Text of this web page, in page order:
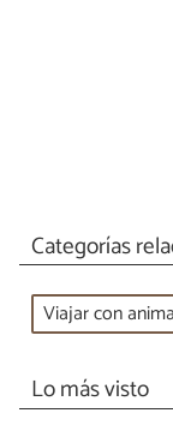
Categorías
Viajar con
Lo más visto